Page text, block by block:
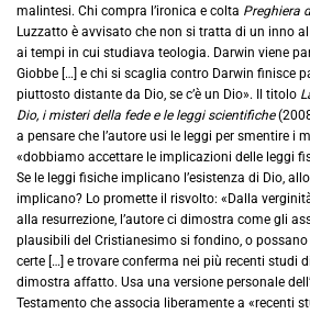
malintesi. Chi compra l’ironica e colta Preghiera
Luzzatto è avvisato che non si tratta di un inno
ai tempi in cui studiava teologia. Darwin viene
Giobbe […] e chi si scaglia contro Darwin finisce
piuttosto distante da Dio, se c’è un Dio». Il titolo
Dio, i misteri della fede e le leggi scientifiche
a pensare che l’autore usi le leggi per smentire i
«dobbiamo accettare le implicazioni delle leggi
Se le leggi fisiche implicano l’esistenza di Dio,
implicano? Lo promette il risvolto: «Dalla
alla resurrezione, l’autore ci dimostra come gli
plausibili del Cristianesimo si fondino, o
certe […] e trovare conferma nei più recenti studi
dimostra affatto. Usa una versione personale
Testamento che associa liberamente a «recenti